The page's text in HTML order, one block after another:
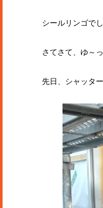
シールリンゴで
さてさて、ゆ～
先日、シャッタ